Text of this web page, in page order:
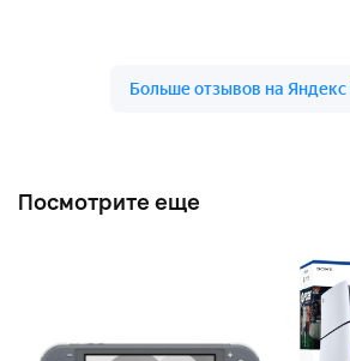
Посмотрите еще